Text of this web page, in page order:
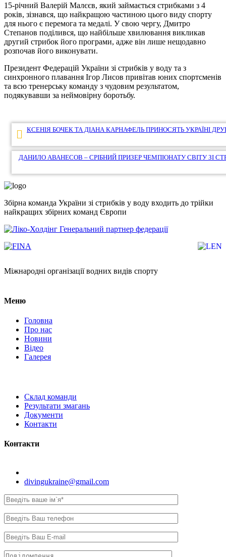
15-річний Валерій Малєєв, який займається стрибками з 4
років, зізнався, що найкращою частиною цього виду спорту
для нього є перемога та медалі. У свою чергу, Дмитро
Степанов поділився, що найбільше хвилювання викликав
другий стрибок його програми, адже він лише нещодавно
розпочав його виконувати.
Президент Федерацій України зі стрибків у воду та з
синхронного плавання Ігор Лисов привітав юних спортсменів
та всю тренерську команду з чудовим результатом,
подякувавши за неймовірну боротьбу.
Навігація
записів
КСЕНІЯ БОЧЕК ТА ДІАНА КАРНАФЕЛЬ ПРИНОСЯТЬ УКРАЇНІ
ДАНИЛО АВАНЕСОВ – СРІБНИЙ ПРИЗЕР ЧЕМПІОНАТУ СВІТУ ЗІ
Збірна команда України зі стрибків у воду входить до трійки
найкращих збірних команд Європи
Генеральний партнер федерації
Міжнародні організації водних видів спорту
Меню
Головна
Про нас
Новини
Відео
Галерея
Склад команди
Результати змагань
Документи
Контакти
Контакти
divingukraine@gmail.com